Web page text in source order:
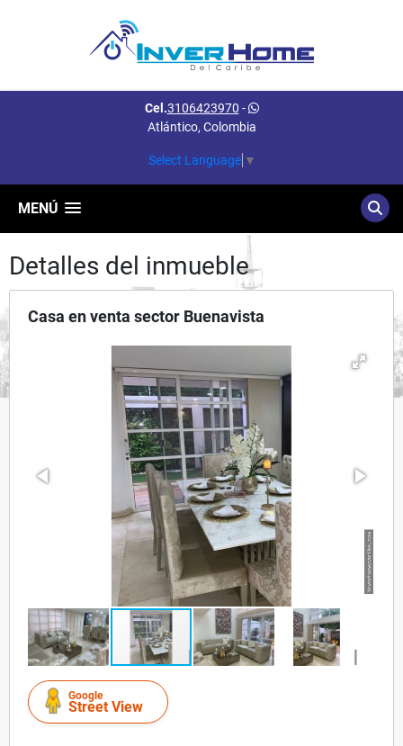
Cel.3106423970 -
Atlántico, Colombia
Select Language ▼
MENÚ
Detalles del inmueble
Casa en venta sector Buenavista
Google
Street View